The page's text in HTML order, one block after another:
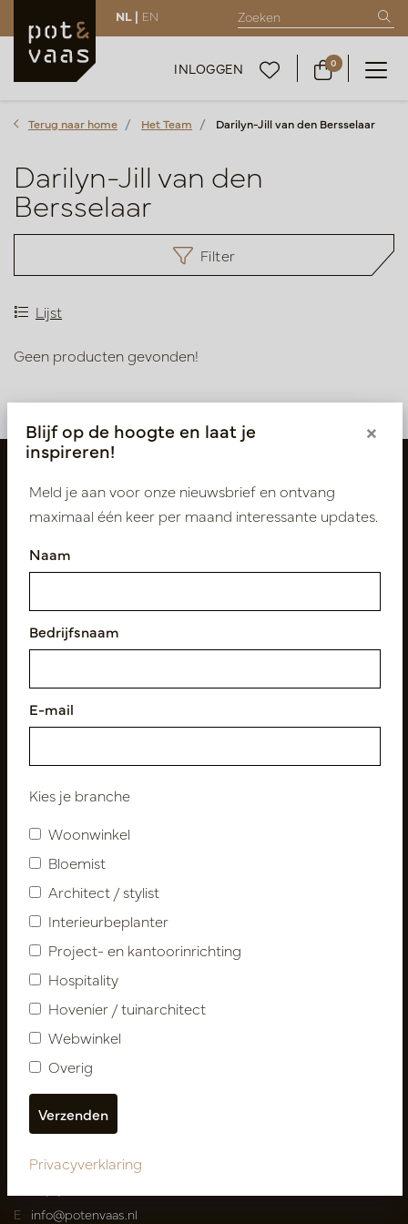
NL | EN
INLOGGEN 0
Terug naar home Het Team Darilyn-Jill van den Bersselaar
Darilyn-Jill van den
Bersselaar
Filter
Lijst
Geen producten gevonden!
Volg ons
Nieuwsbrief
Abonneer
Klantenservice
Contact
Over ons
Nieuwsbrief
Privacy Policy
Leveringsvoorwaarden
Mijn account
Inloggen
Mijn bestellingen
Mijn favorieten
Pot&Vaas Showrooms
E info@potenvaas.nl
Blijf op de hoogte en laat je
inspireren!
×
Meld je aan voor onze nieuwsbrief en ontvang
maximaal één keer per maand interessante updates.
Naam
Bedrijfsnaam
E-mail
Kies je branche
Woonwinkel
Bloemist
Architect / stylist
Interieurbeplanter
Project- en kantoorinrichting
Hospitality
Hovenier / tuinarchitect
Webwinkel
Overig
Privacyverklaring